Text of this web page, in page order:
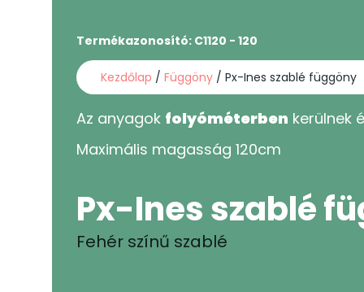
Termékazonosító: C1120 - 120
Kezdőlap / Függöny / Px-Ines szablé függöny
Az anyagok folyóméterben kerülnek
Maximális magasság 120cm
Px-Ines szablé
Fehér színű szablé